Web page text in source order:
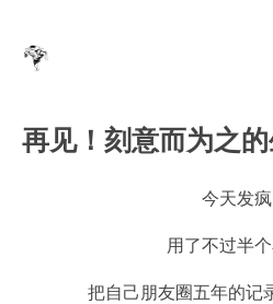
再见！刻意而为之的
今天发疯
用了不过半个
把自己朋友圈五年的记